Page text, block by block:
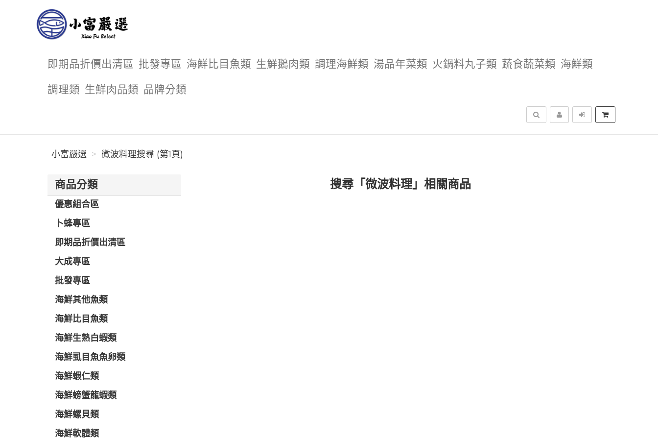
即期品折價出清區 批發專區 海鮮比目魚類 生鮮鵝肉類 調理海鮮類 湯品年菜類 火鍋料丸子類 蔬食蔬菜類 海鮮類
調理類 生鮮肉品類 品牌分類
搜尋
小富嚴選 微波料理搜尋 (第1頁)
商品分類
優惠組合區
卜蜂專區
即期品折價出清區
大成專區
批發專區
海鮮其他魚類
海鮮比目魚類
海鮮生熟白蝦類
海鮮虱目魚魚卵類
海鮮蝦仁類
海鮮螃蟹龍蝦類
海鮮螺貝類
海鮮軟體類
搜尋「微波料理」相關商品